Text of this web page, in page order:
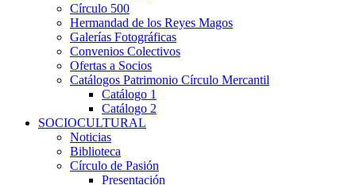
Círculo 500
Hermandad de los Reyes Magos
Galerías Fotográficas
Convenios Colectivos
Ofertas a Socios
Catálogos Patrimonio Círculo Mercantil
Catálogo 1
Catálogo 2
SOCIOCULTURAL
Noticias
Biblioteca
Círculo de Pasión
Presentación